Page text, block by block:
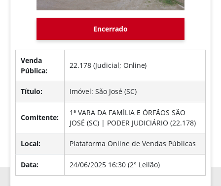
Encerrado
Venda
Pública:
22.178 (Judicial; Online)
Título: Imóvel: São José (SC)
Comitente:
1ª VARA DA FAMÍLIA E ÓRFÃOS SÃO
JOSÉ (SC) | PODER JUDICIÁRIO (22.178)
Local: Plataforma Online de Vendas Públicas
Data: 24/06/2025 16:30 (2° Leilão)